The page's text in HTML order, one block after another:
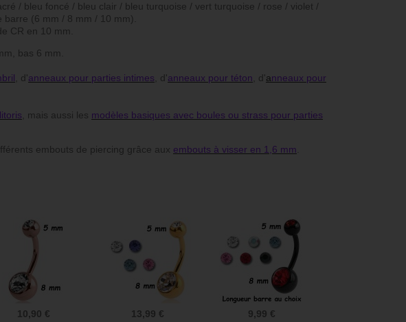
de cartilage du
je le laisse
Anneau parfait : C'est exactement ce que
je cherchais pour mes lobes. Simple et
et à enlever!
Bijoux hélix Magnifique,
/ bleu foncé / bleu clair / bleu turquoise / vert turquoise / rose / violet /
(6 mm / 8 mm / 10 mm).
CR en 10 mm.
bas 6 mm.
, d'anneaux pour parties intimes , d'anneaux pour téton , d'anneaux pour
, mais aussi les modèles basiques avec boules ou strass pour parties
embouts de piercing grâce aux embouts à visser en 1,6 mm
10,90 €
13,99 €
9,99 €